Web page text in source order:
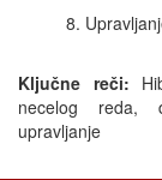
8.
Ključne reči:
necelog reda,
upravljanje